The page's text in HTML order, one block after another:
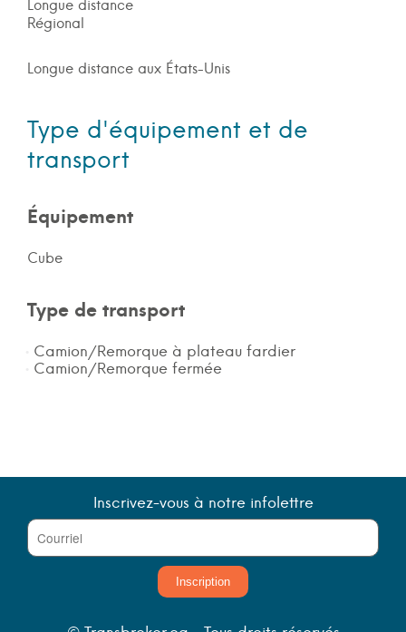
Longue distance
Régional
Longue distance aux États-Unis
Type d'équipement et de
transport
Équipement
Cube
Type de transport
Camion/Remorque à plateau fardier
Camion/Remorque fermée
Inscrivez-vous à notre infolettre
Inscription